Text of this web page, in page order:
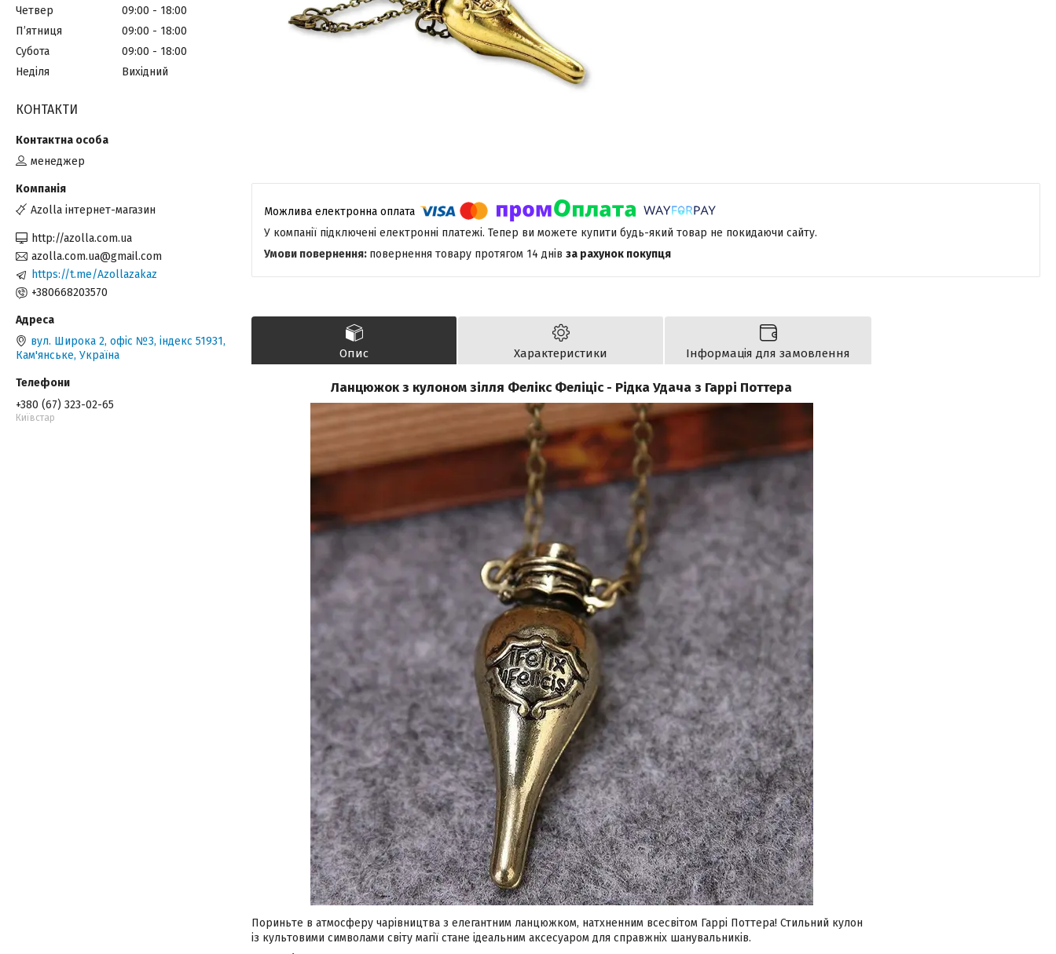
У компанії підключені електронні платежі. Тепер ви можете купити будь-який товар не покидаючи сайту.
повернення товару протягом 14 днів за рахунок покупця
Опис Характеристики Інформація для замовлення
Ланцюжок з кулоном зілля Фелікс Феліціс - Рідка Удача з Гаррі Поттера
Пориньте в атмосферу чарівництва з елегантним ланцюжком, натхненним всесвітом Гаррі Поттера! Стильний кулон
із культовими символами світу магії стане ідеальним аксесуаром для справжніх шанувальників.
Четвер
09:00
18:00
Пʼятниця
09:00
18:00
Субота
09:00
18:00
Неділя
Вихідний
КОНТАКТИ
менеджер
Azolla інтернет-магазин
http://azolla.com.ua
azolla.com.ua@gmail.com
https://t.me/Azollazakaz
+380668203570
вул. Широка 2, офіс №3, індекс 51931,
Кам'янське, Україна
+380 (67) 323-02-65
Київстар